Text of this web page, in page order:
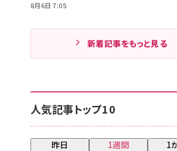
8月6日 7:05
新着記事をもっと見る
人気記事トップ10
昨日 1週間 1